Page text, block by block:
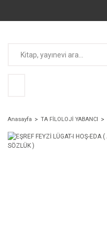
Anasayfa TA FİLOLOJİ YABANCI